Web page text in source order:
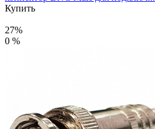
Купить
27%
0 %